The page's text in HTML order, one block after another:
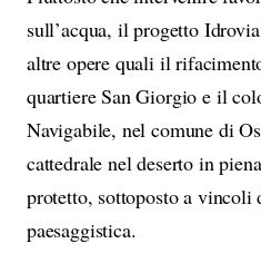
sull’acqua, il progetto
altre opere quali il
quartiere San Giorgio e il
Navigabile, nel comune di
cattedrale nel deserto in
protetto, sottoposto a vincoli
paesaggistica.